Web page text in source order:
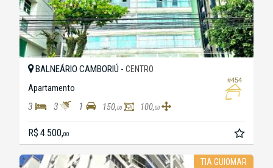
#454
BALNEÁRIO CAMBORIÚ - CENTRO
Apartamento
3 3 1 150,00 100,00
R$ 4.500,00
TIA GUIOMAR